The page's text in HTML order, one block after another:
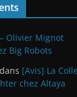
Olivier Mignot
Big Robots
dans [Avis] La
chez Altaya